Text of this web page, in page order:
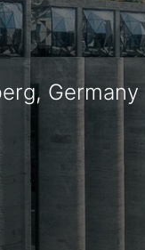
Germany